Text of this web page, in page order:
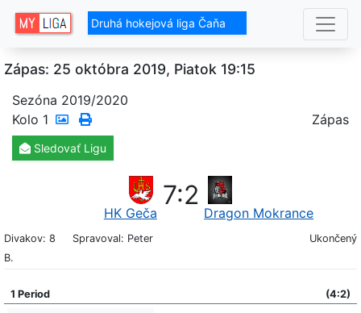
Druhá hokejová liga Čaňa
Zápas: 25 októbra 2019, Piatok 19:15
Sezóna 2019/2020
Kolo 1 Zápas
Sledovať Ligu
HK Geča
7:2
Dragon Mokrance
Divakov: 8
Spravoval: Peter
B.
Ukončený
1 Period (4:2)